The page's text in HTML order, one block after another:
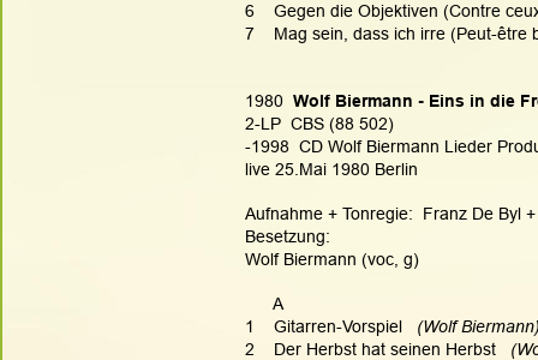
6    Gegen die Objektiven (Contre
7    Mag sein, dass ich irre (Peut-être
1980 Wolf Biermann - Eins in die
2-LP  CBS (88 502)
-1998  CD Wolf Biermann Lieder
live 25.Mai 1980 Berlin
Aufnahme + Tonregie:  Franz De Byl
Besetzung:
Wolf Biermann (voc, g)
      A
1    Gitarren-Vorspiel
(Wolf
2    Der Herbst hat seinen Herbst